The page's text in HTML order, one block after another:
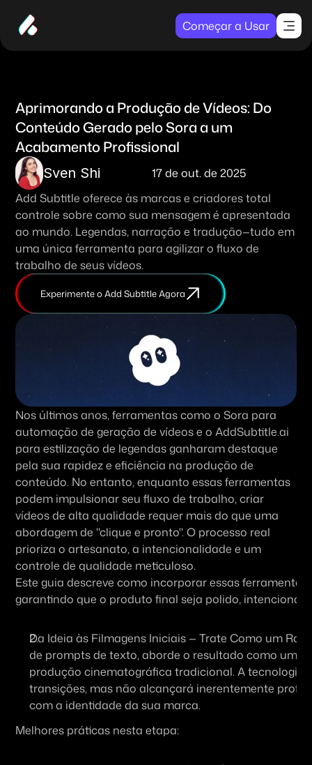
Começar a Usar
Aprimorando a Produção de Vídeos: Do
Conteúdo Gerado pelo Sora a um
Acabamento Profissional
Sven Shi
17 de out. de 2025
Add Subtitle oferece às marcas e criadores total
controle sobre como sua mensagem é apresentada
ao mundo. Legendas, narração e tradução—tudo em
uma única ferramenta para agilizar o fluxo de
trabalho de seus vídeos.
Experimente o Add Subtitle Agora
Nos últimos anos, ferramentas como o Sora para
automação de geração de vídeos e o AddSubtitle.ai
para estilização de legendas ganharam destaque
pela sua rapidez e eficiência na produção de
conteúdo. No entanto, enquanto essas ferramentas
podem impulsionar seu fluxo de trabalho, criar
vídeos de alta qualidade requer mais do que uma
abordagem de "clique e pronto". O processo real
prioriza o artesanato, a intencionalidade e um
controle de qualidade meticuloso.
Este guia descreve como incorporar essas
garantindo que o produto final seja polido, intencional
Da Ideia às Filmagens Iniciais — Trate Como um
de prompts de texto, aborde o resultado como um
produção cinematográfica tradicional. A tecnologia
transições, mas não alcançará inerentemente
com a identidade da sua marca.
Melhores práticas nesta etapa: